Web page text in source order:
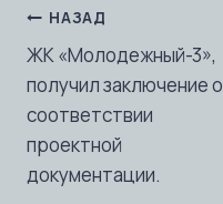
Навигация
по
записям
НАЗАД
ЖК «Молодежный-3»,
получил заключение о
соответствии
проектной
документации.